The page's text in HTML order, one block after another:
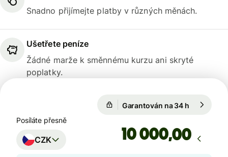
Snadno přijímejte platby v různých měnách.
Ušetřete peníze
Žádné marže k směnnému kurzu ani skryté
poplatky.
Garantován na 34 h
Posíláte přesně
CZK ,00